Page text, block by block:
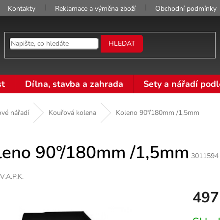
Kontakty Reklamace a výměna zboží Obchodní podmínky
HLEDAT
Dílna, stavba a zahrada Sety a nářadí
nářadí Kouřová kolena Koleno 90°/180mm /1,5mm
90°/180mm /1,5mm 3011594
V.A.P.K.